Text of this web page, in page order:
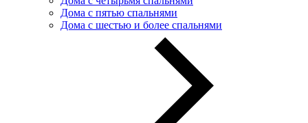
Дома с пятью спальнями
Дома с шестью и более спальнями